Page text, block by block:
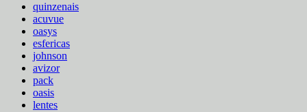
quinzenais
acuvue
oasys
esfericas
johnson
avizor
pack
oasis
lentes